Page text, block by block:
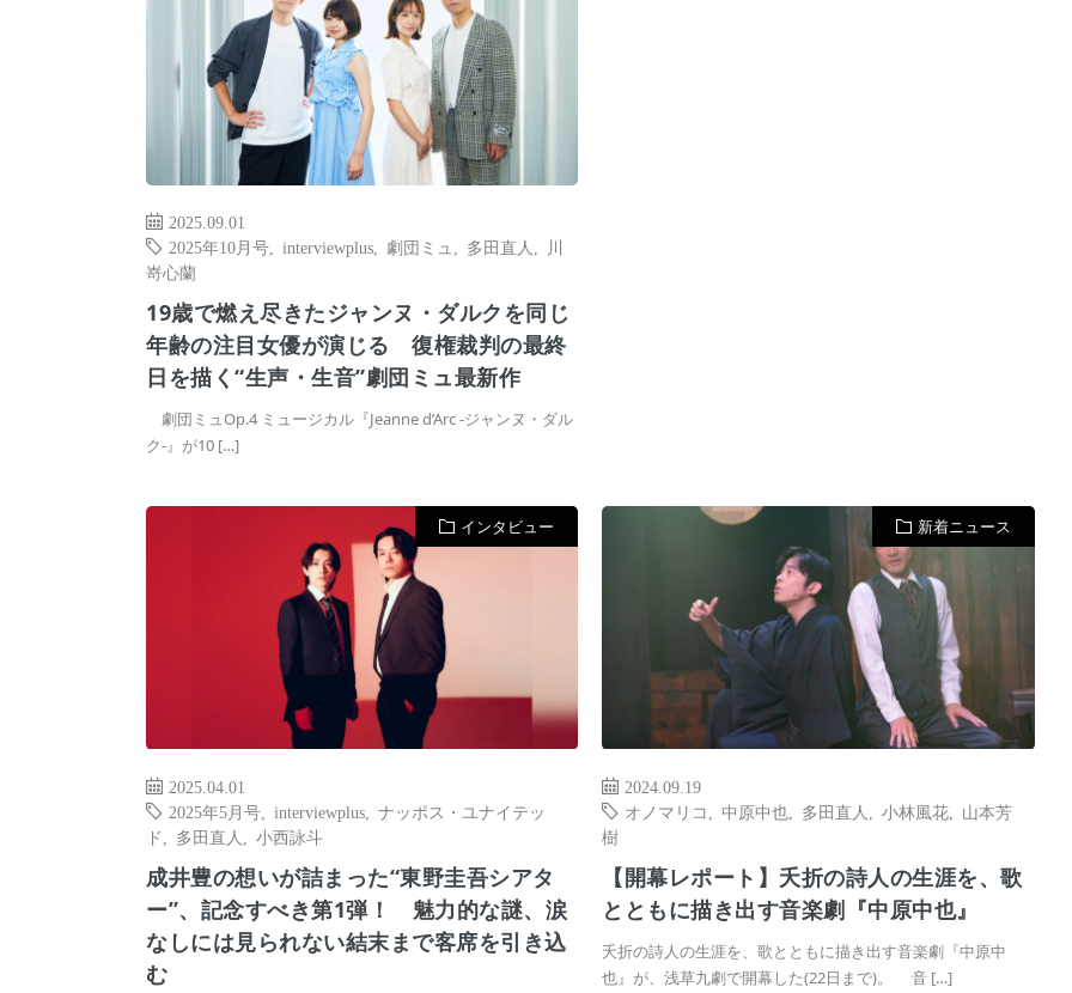
2025.09.01
2025年10月号
interviewplus 劇団ミュ 多田直人
川
嵜心蘭
19歳で燃え尽きたジャンヌ・ダルクを同じ
年齢の注目女優が演じる 復権裁判の最終
日を描く“生声・生音”劇団ミュ最新作
劇団ミュOp.4 ミュージカル『Jeanne d’Arc -ジャンヌ・ダル
ク-』が10 […]
インタビュー
2025.04.01
2025年5月号
interviewplus
ナッポス・ユナイテッ
ド
多田直人 小西詠斗
成井豊の想いが詰まった“東野圭吾シアタ
ー”、記念すべき第1弾！ 魅力的な謎、涙
なしには見られない結末まで客席を引き込
む
新着ニュース
2024.09.19
オノマリコ
,中原中也 多田直人 小林風花
山本芳
樹
【開幕レポート】夭折の詩人の生涯を、歌
とともに描き出す音楽劇『中原中也』
夭折の詩人の生涯を、歌とともに描き出す音楽劇『中原中
也』が、浅草九劇で開幕した(22日まで)。 音 […]